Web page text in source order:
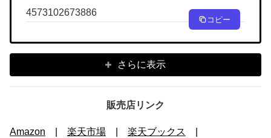
4573102673886
コピー
さらに表示
販売店リンク
Amazon 楽天市場 楽天ブックス